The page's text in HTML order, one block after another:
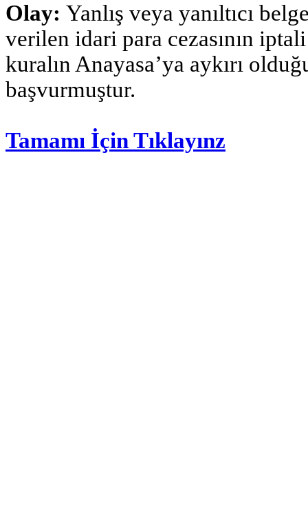
Olay: Yanlış veya yanıltıcı
verilen idari para cezasının
kuralın Anayasa’ya aykırı
başvurmuştur.
Tamamı İçin Tıklayınz